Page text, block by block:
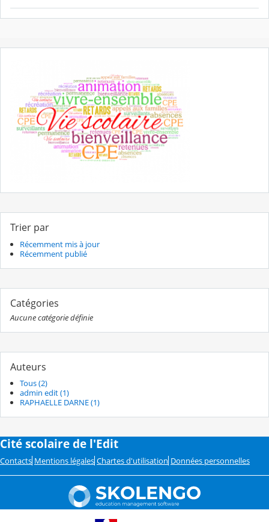
Trier par
Récemment mis à jour
Récemment publié
Catégories
Aucune catégorie définie
Auteurs
Tous (2)
admin edit (1)
RAPHAELLE DARNE (1)
Cité scolaire de l'Edit
Contacts Mentions légales Chartes d'utilisation Données personnelles